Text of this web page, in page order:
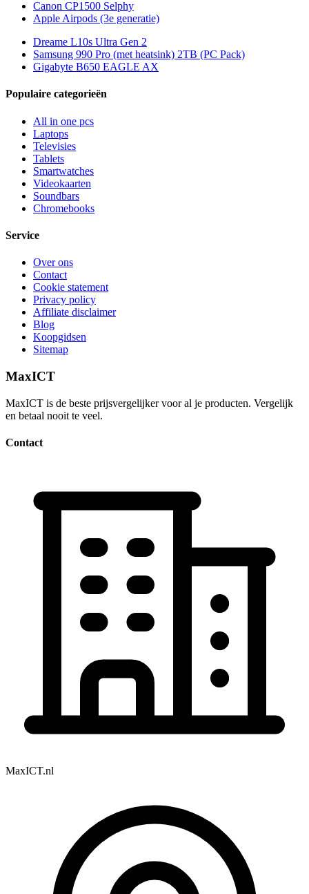
Canon CP1500 Selphy
Apple Airpods (3e generatie)
Dreame L10s Ultra Gen 2
Samsung 990 Pro (met heatsink) 2TB (PC Pack)
Gigabyte B650 EAGLE AX
Populaire categorieën
All in one pcs
Laptops
Televisies
Tablets
Smartwatches
Videokaarten
Soundbars
Chromebooks
Service
Over ons
Contact
Cookie statement
Privacy policy
Affiliate disclaimer
Blog
Koopgidsen
Sitemap
MaxICT
MaxICT is de beste prijsvergelijker voor al je producten. Vergelijk
en betaal nooit te veel.
Contact
MaxICT.nl